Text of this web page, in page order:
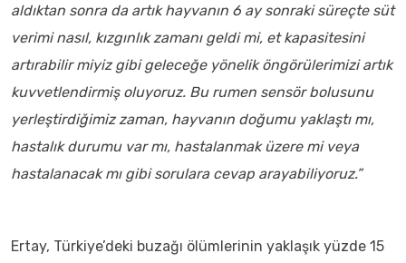
aldıktan sonra da artık hayvanın 6 ay sonraki süreçte süt
verimi nasıl, kızgınlık zamanı geldi mi, et kapasitesini
artırabilir miyiz gibi geleceğe yönelik öngörülerimizi artık
kuvvetlendirmiş oluyoruz. Bu rumen sensör bolusunu
yerleştirdiğimiz zaman, hayvanın doğumu yaklaştı mı,
hastalık durumu var mı, hastalanmak üzere mi veya
hastalanacak mı gibi sorulara cevap arayabiliyoruz.”
Ertay, Türkiye’deki buzağı ölümlerinin yaklaşık yüzde 15